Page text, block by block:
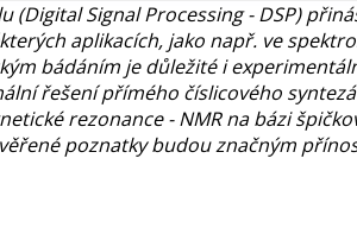
(Digital Signal Processing - DSP)
aplikacích, jako např. ve
bádáním je důležité i
řešení přímého číslicového
rezonance - NMR na bázi
poznatky budou značným